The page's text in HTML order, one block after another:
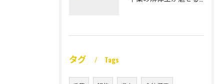
タグ Tags